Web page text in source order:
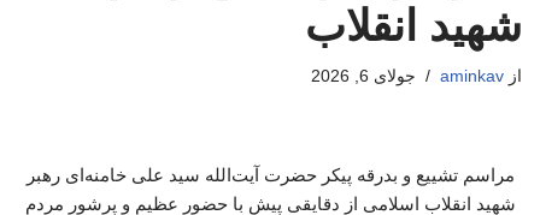
شهید انقلاب
از aminkav جولای 6, 2026
مراسم تشییع و بدرقه پیکر حضرت آیت‌الله سید علی خامنه‌ای رهبر
شهید انقلاب اسلامی از دقایقی پیش با حضور عظیم و پرشور مردم